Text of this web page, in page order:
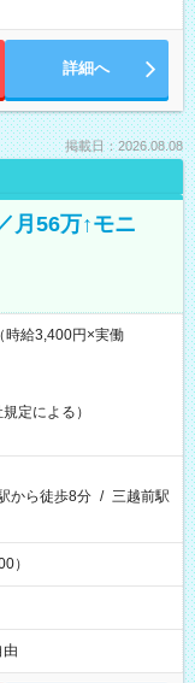
詳細へ
掲載日：2026.08.08
月56万↑モニ
時給3,400円×実働
定による）
から徒歩8分 / 三越前駅
）
由